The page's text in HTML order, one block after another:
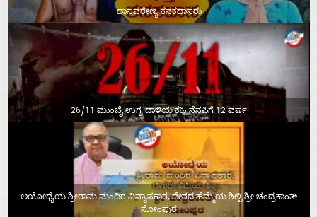
ದಾಸವರೇಣ್ಯ ಕನಕದಾಸರು
26/11 ಮುಂಬೈ ಉಗ್ರ ದಾಳಿಯ ಕಹಿ ನೆನಪಿಗೆ 12 ವರ್ಷ
ಅಯೋಧ್ಯೆಯ ಶ್ರೀರಾಮ ಮಂದಿರ ವಿನ್ಯಾಸಕಾರ, ದೇಶದ ಹೆಮ್ಮೆಯ ಶಿಲ್ಪಿ ಶ್ರೀ ಚಂದ್ರಕಾಂತ್‌
ಸೋಂಪುರ